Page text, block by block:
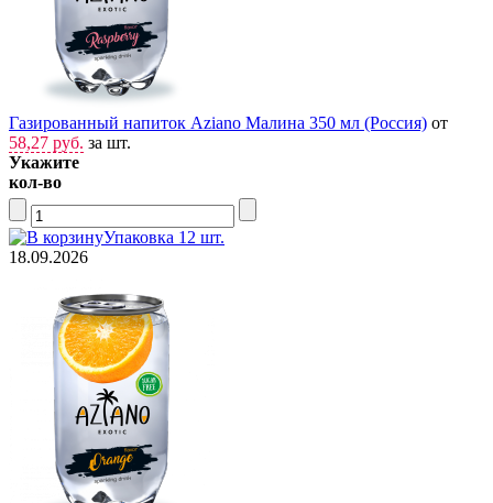
Газированный напиток Aziano Малина 350 мл (Россия) от
58,27 руб. за шт.
Укажите
кол-во
Упаковка 12 шт.
18.09.2026